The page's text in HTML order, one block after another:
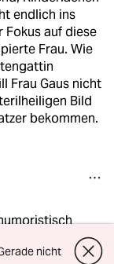
endlich ins
Fokus auf diese
Frau. Wie
Frau Gaus nicht
Bild
bekommen.
gescheiterte
. Igitt .
nicht